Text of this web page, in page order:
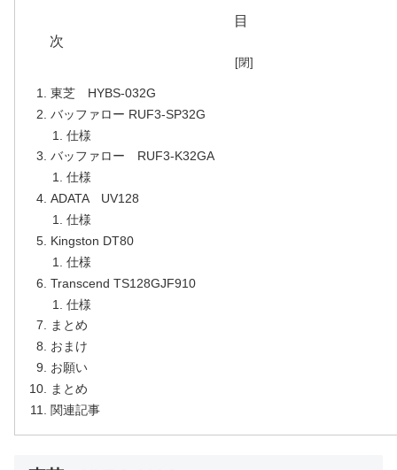
目
東芝 HYBS-032G
バッファロー RUF3-SP32G
仕様
バッファロー RUF3-K32GA
仕様
ADATA UV128
仕様
Kingston DT80
仕様
Transcend TS128GJF910
仕様
まとめ
おまけ
お願い
まとめ
関連記事